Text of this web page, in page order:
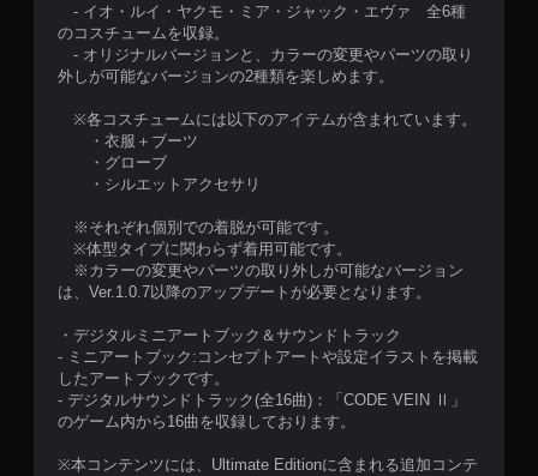
- イオ・ルイ・ヤクモ・ミア・ジャック・エヴァ 全6種
のコスチュームを収録。
- オリジナルバージョンと、カラーの変更やパーツの取り
外しが可能なバージョンの2種類を楽しめます。
※各コスチュームには以下のアイテムが含まれています。
・衣服＋ブーツ
・グローブ
・シルエットアクセサリ
※それぞれ個別での着脱が可能です。
※体型タイプに関わらず着用可能です。
※カラーの変更やパーツの取り外しが可能なバージョン
は、Ver.1.0.7以降のアップデートが必要となります。
・デジタルミニアートブック＆サウンドトラック
- ミニアートブック:コンセプトアートや設定イラストを掲載
したアートブックです。
- デジタルサウンドトラック(全16曲)：「CODE VEIN Ⅱ」
のゲーム内から16曲を収録しております。
※本コンテンツには、Ultimate Editionに含まれる追加コンテ